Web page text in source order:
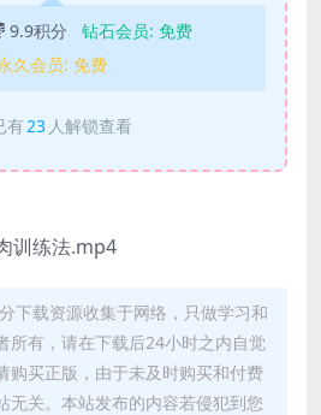
9.9积分 钻石会员: 免费
久会员: 免费
有 23 人解锁查看
训练法.mp4
下载资源收集于网络，只做学习和
所有，请在下载后24小时之内自觉
购买正版，由于未及时购买和付费
无关。本站发布的内容若侵犯到您